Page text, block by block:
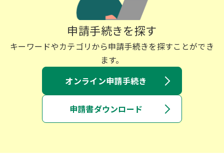
申請手続きを探す
キーワードやカテゴリから申請手続きを探すことができ
ます。
オンライン申請手続き
申請書ダウンロード